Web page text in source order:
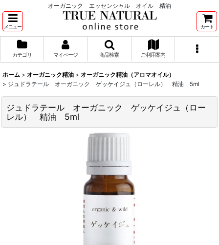
オーガニック エッセンシャル オイル 精油
メニュー カート
カテゴリ マイページ 商品検索 ご利用案内
ホーム > オーガニック精油 > オーガニック精油（アロマオイル）
> ジュドラテール オーガニック ゲッケイジュ（ローレル） 精油 5ml
ジュドラテール オーガニック ゲッケイジュ（ロー
レル） 精油 5ml